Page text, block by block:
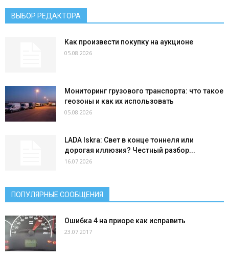
ВЫБОР РЕДАКТОРА
Как произвести покупку на аукционе
05.08.2026
Мониторинг грузового транспорта: что такое
геозоны и как их использовать
05.08.2026
LADA Iskra: Свет в конце тоннеля или
дорогая иллюзия? Честный разбор...
16.07.2026
ПОПУЛЯРНЫЕ СООБЩЕНИЯ
Ошибка 4 на приоре как исправить
23.07.2017